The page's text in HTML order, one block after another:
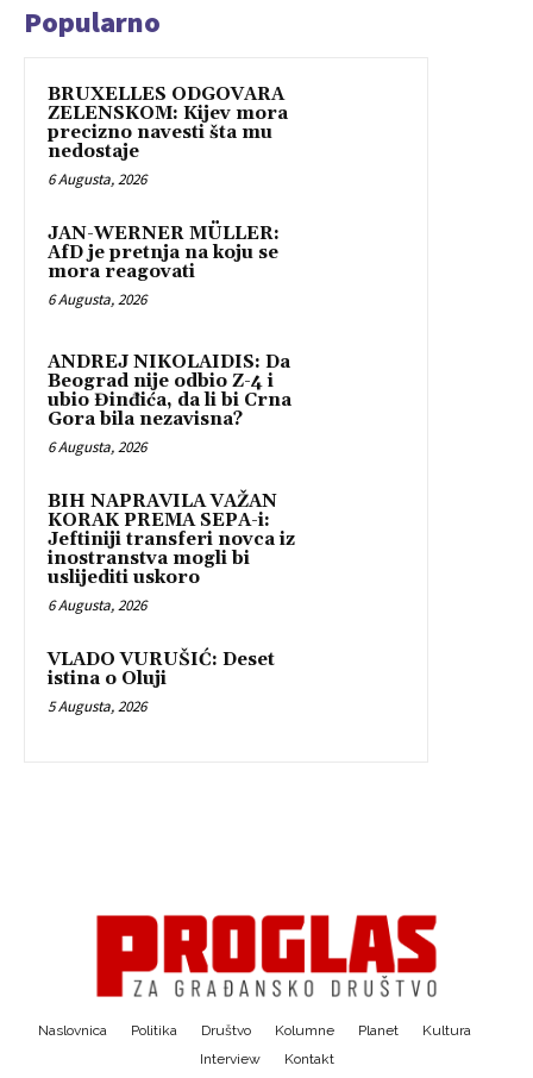
Popularno
BRUXELLES ODGOVARA
ZELENSKOM: Kijev mora
precizno navesti šta mu
nedostaje
6 Augusta, 2026
JAN-WERNER MÜLLER:
AfD je pretnja na koju se
mora reagovati
6 Augusta, 2026
ANDREJ NIKOLAIDIS: Da
Beograd nije odbio Z-4 i
ubio Đinđića, da li bi Crna
Gora bila nezavisna?
6 Augusta, 2026
BIH NAPRAVILA VAŽAN
KORAK PREMA SEPA-i:
Jeftiniji transferi novca iz
inostranstva mogli bi
uslijediti uskoro
6 Augusta, 2026
VLADO VURUŠIĆ: Deset
istina o Oluji
5 Augusta, 2026
Naslovnica Politika Društvo Kolumne Planet
Kultura
Interview
Kontakt